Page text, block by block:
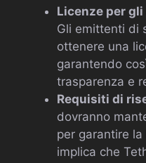
Licenze per
Gli emittenti di
ottenere una
garantendo
trasparenza e
Requisiti di
dovranno
per garantire
implica che